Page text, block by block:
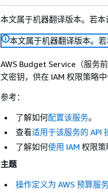
本文属于机器翻译版本。若本
本文属于机器翻译版本。
AWS Budget Service（服务
文密钥，供在 IAM 权限策略中
参考：
了解如何配置该服务。
查看适用于该服务的 API
了解如何使用 IAM 权限策
主题
操作定义为 AWS 预算服